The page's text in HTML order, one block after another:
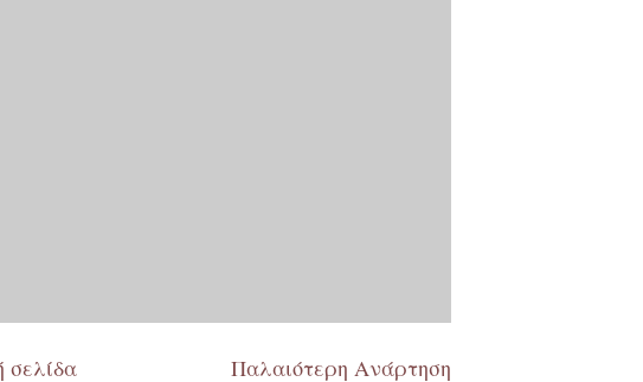
Παλαιότερη Ανάρτηση
σελίδα